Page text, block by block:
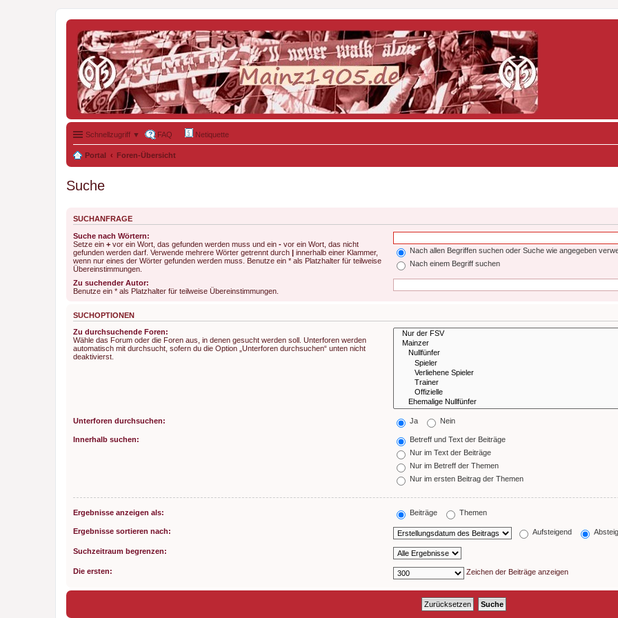
Schnellzugriff ▼ FAQ Netiquette
Portal Foren-Übersicht
Suche
SUCHANFRAGE
Suche nach Wörtern:
Setze ein + vor ein Wort, das gefunden werden muss und ein - vor ein Wort, das nicht
gefunden werden darf. Verwende mehrere Wörter getrennt durch | innerhalb einer Klammer,
wenn nur eines der Wörter gefunden werden muss. Benutze ein * als Platzhalter für teilweise
Übereinstimmungen.
Nach allen Begriffen suchen oder Suche wie angegeben
Nach einem Begriff suchen
Zu suchender Autor:
Benutze ein * als Platzhalter für teilweise Übereinstimmungen.
SUCHOPTIONEN
Zu durchsuchende Foren:
Wähle das Forum oder die Foren aus, in denen gesucht werden soll. Unterforen werden
automatisch mit durchsucht, sofern du die Option „Unterforen durchsuchen“ unten nicht
deaktivierst.
Unterforen durchsuchen: Ja Nein
Innerhalb suchen:
Betreff und Text der Beiträge
Nur im Text der Beiträge
Nur im Betreff der Themen
Nur im ersten Beitrag der Themen
Ergebnisse anzeigen als: Beiträge Themen
Ergebnisse sortieren nach: Aufsteigend
Suchzeitraum begrenzen:
Die ersten: Zeichen der Beiträge anzeigen